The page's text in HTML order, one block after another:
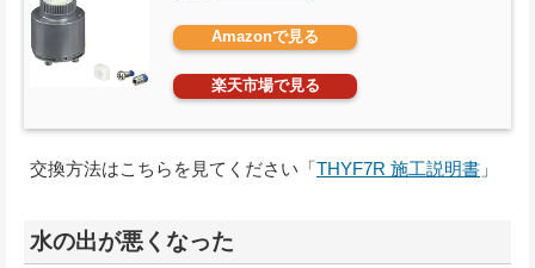
Amazonで見る
楽天市場で見る
交換方法はこちらを見てください「THYF7R 施工説明書 」
水の出が悪くなった